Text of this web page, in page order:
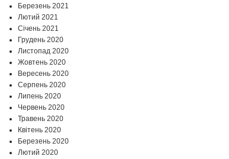
Березень 2021
Лютий 2021
Січень 2021
Грудень 2020
Листопад 2020
Жовтень 2020
Вересень 2020
Серпень 2020
Липень 2020
Червень 2020
Травень 2020
Квітень 2020
Березень 2020
Лютий 2020